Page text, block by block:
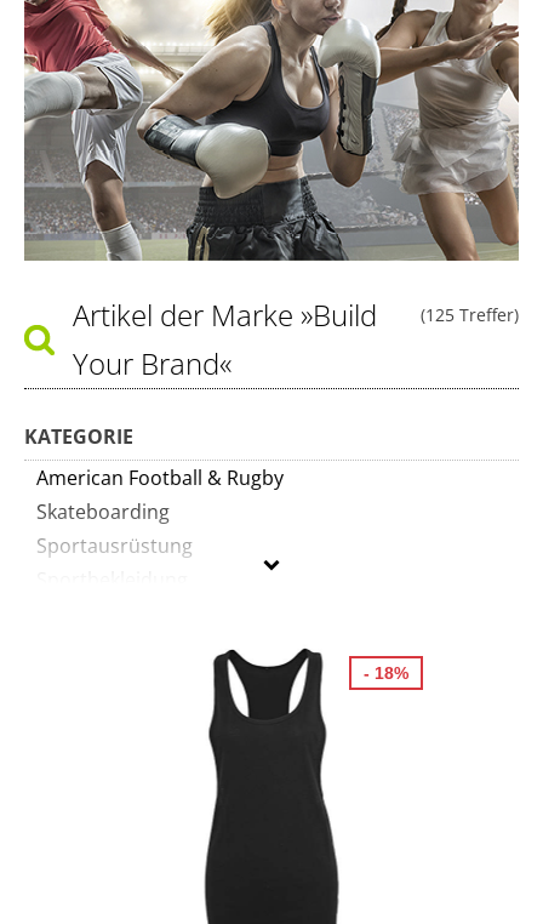
(125 Treffer)
Artikel der Marke »Build
Your Brand«
KATEGORIE
American Football & Rugby
Skateboarding
Sportausrüstung
- 18%